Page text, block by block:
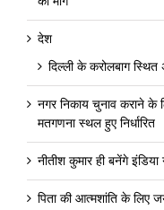
देश
दिल्ली के करोलबाग
नगर निकाय चुनाव कराने के
मतगणना स्थल हुए निर्धारित
नीतीश कुमार ही बनेंगे
पिता की आत्मशांति के लिए